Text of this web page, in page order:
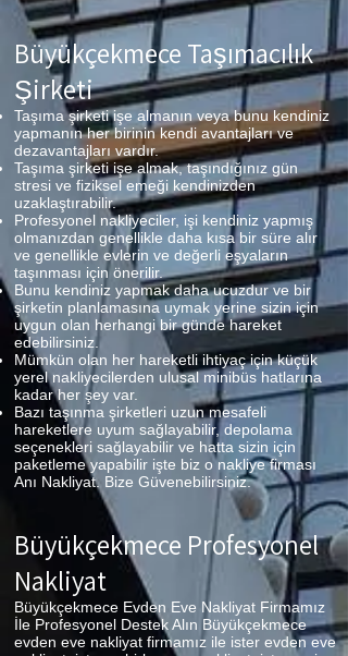
Büyükçekmece Taşımacılık
Şirketi
Taşıma şirketi işe almanın veya bunu kendiniz
yapmanın her birinin kendi avantajları ve
dezavantajları vardır.
Taşıma şirketi işe almak, taşındığınız gün
stresi ve fiziksel emeği kendinizden
uzaklaştırabilir.
Profesyonel nakliyeciler, işi kendiniz yapmış
olmanızdan genellikle daha kısa bir süre alır
ve genellikle evlerin ve değerli eşyaların
taşınması için önerilir.
Bunu kendiniz yapmak daha ucuzdur ve bir
şirketin planlamasına uymak yerine sizin için
uygun olan herhangi bir günde hareket
edebilirsiniz.
Mümkün olan her hareketli ihtiyaç için küçük
yerel nakliyecilerden ulusal minibüs hatlarına
kadar her şey var.
Bazı taşınma şirketleri uzun mesafeli
hareketlere uyum sağlayabilir, depolama
seçenekleri sağlayabilir ve hatta sizin için
paketleme yapabilir işte biz o nakliye firması
Anı Nakliyat. Bize Güvenebilirsiniz.
Büyükçekmece Profesyonel
Nakliyat
Büyükçekmece Evden Eve Nakliyat Firmamız
İle Profesyonel Destek Alın Büyükçekmece
evden eve nakliyat firmamız ile ister evden eve